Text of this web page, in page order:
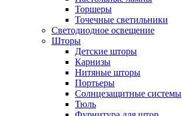
Торшеры
Точечные светильники
Светодиодное освещение
Шторы
Детские шторы
Карнизы
Нитяные шторы
Портьеры
Солнцезащитные системы
Тюль